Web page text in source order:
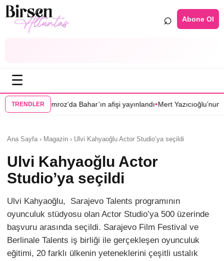
⌕ Abone Ol
☰
TRENDLER
Bahar’ın afişi yayınlandı•Mert Yazıcıoğlu’nun Aras dizisi
Ana Sayfa › Magazin › Ulvi Kahyaoğlu Actor Studio’ya seçildi
Ulvi Kahyaoğlu Actor
Studio’ya seçildi
Ulvi Kahyaoğlu, Sarajevo Talents programının
oyunculuk stüdyosu olan Actor Studio’ya 500 üzerinde
başvuru arasında seçildi. Sarajevo Film Festival ve
Berlinale Talents iş birliği ile gerçekleşen oyunculuk
eğitimi, 20 farklı ülkenin yeteneklerini çeşitli ustalık